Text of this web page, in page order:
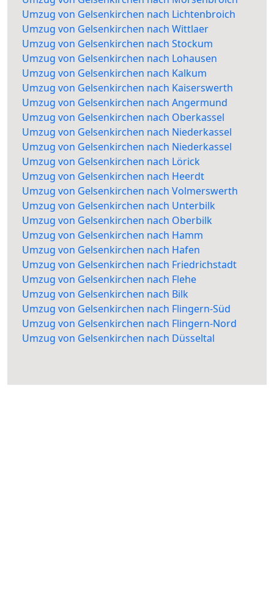
Umzug von Gelsenkirchen nach Lichtenbroich
Umzug von Gelsenkirchen nach Wittlaer
Umzug von Gelsenkirchen nach Stockum
Umzug von Gelsenkirchen nach Lohausen
Umzug von Gelsenkirchen nach Kalkum
Umzug von Gelsenkirchen nach Kaiserswerth
Umzug von Gelsenkirchen nach Angermund
Umzug von Gelsenkirchen nach Oberkassel
Umzug von Gelsenkirchen nach Niederkassel
Umzug von Gelsenkirchen nach Niederkassel
Umzug von Gelsenkirchen nach Lörick
Umzug von Gelsenkirchen nach Heerdt
Umzug von Gelsenkirchen nach Volmerswerth
Umzug von Gelsenkirchen nach Unterbilk
Umzug von Gelsenkirchen nach Oberbilk
Umzug von Gelsenkirchen nach Hamm
Umzug von Gelsenkirchen nach Hafen
Umzug von Gelsenkirchen nach Friedrichstadt
Umzug von Gelsenkirchen nach Flehe
Umzug von Gelsenkirchen nach Bilk
Umzug von Gelsenkirchen nach Flingern-Süd
Umzug von Gelsenkirchen nach Flingern-Nord
Umzug von Gelsenkirchen nach Düsseltal